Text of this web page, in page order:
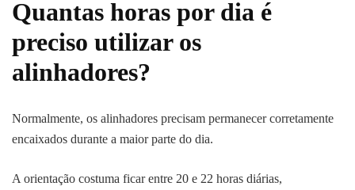
Quantas horas por dia é
preciso utilizar os
alinhadores?
Normalmente, os alinhadores precisam permanecer corretamente
encaixados durante a maior parte do dia.
A orientação costuma ficar entre 20 e 22 horas diárias,